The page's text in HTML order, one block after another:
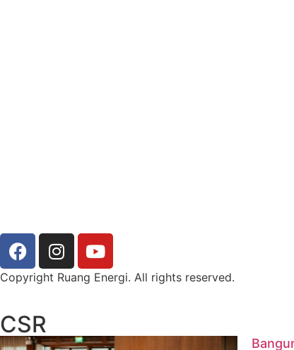
Copyright Ruang Energi. All rights reserved.
CSR